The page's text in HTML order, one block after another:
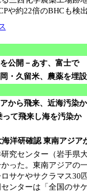
や約22倍のBHCも
公開－あす、富士で
・久留米、農薬を埋
から飛来、近海汚染
って飛来し海を汚染
洋研確認 東南アジア
究センター（岩手県
った。東南アジアの
サケやサクラマス30
ンターは「全国のサ